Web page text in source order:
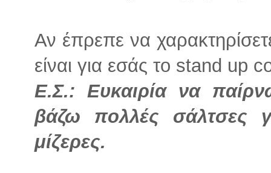
Αν έπρεπε να
είναι για εσάς το stand up
Ε.Σ.:Ευκαιρία να
βάζω πολλές σάλτσες
μίζερες.